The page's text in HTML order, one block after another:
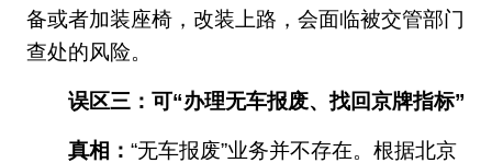
备或者加装座椅，改装上路，会面临被交管部门
查处的风险。
误区三：可“办理无车报废、找回京牌指标”
真相： “无车报废”业务并不存在。根据北京